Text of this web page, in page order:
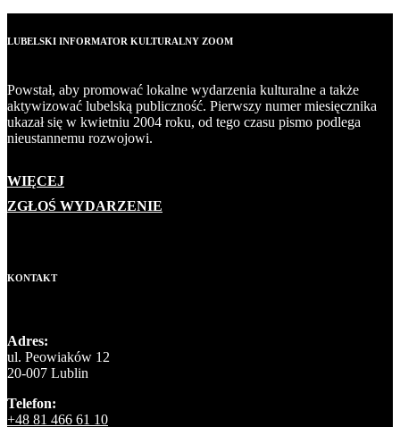
LUBELSKI INFORMATOR KULTURALNY ZOOM
Powstał, aby promować lokalne wydarzenia kulturalne a także
aktywizować lubelską publiczność. Pierwszy numer miesięcznika
ukazał się w kwietniu 2004 roku, od tego czasu pismo podlega
nieustannemu rozwojowi.
WIĘCEJ
ZGŁOŚ WYDARZENIE
KONTAKT
Adres:
ul. Peowiaków 12
20-007 Lublin
Telefon:
+48 81 466 61 10